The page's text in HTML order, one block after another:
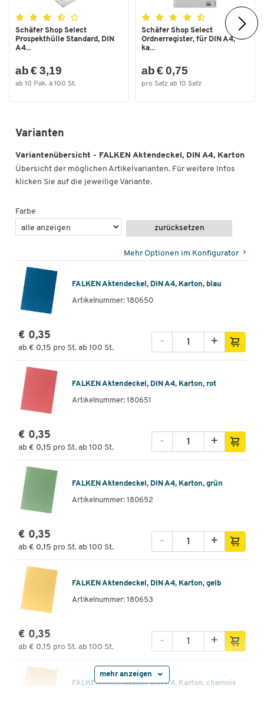
Schäfer Shop Select
Prospekthülle Standard, DIN
A4...
ab € 3,19
ab 10 Pak. à 100 St.
Schäfer Shop Select
Ordnerregister, für DIN A4,
ka...
ab € 0,75
pro Satz ab 10 Satz
Varianten
Variantenübersicht - FALKEN Aktendeckel, DIN A4, Karton
Übersicht der möglichen Artikelvarianten. Für weitere Infos
klicken Sie auf die jeweilige Variante.
Farbe
zurücksetzen
Mehr Optionen im Konfigurator
FALKEN Aktendeckel, DIN A4, Karton, blau
Artikelnummer: 180650
€ 0,35
ab € 0,15 pro St. ab 100 St.
+
-
FALKEN Aktendeckel, DIN A4, Karton, rot
Artikelnummer: 180651
€ 0,35
ab € 0,15 pro St. ab 100 St.
+
-
FALKEN Aktendeckel, DIN A4, Karton, grün
Artikelnummer: 180652
€ 0,35
ab € 0,15 pro St. ab 100 St.
+
-
FALKEN Aktendeckel, DIN A4, Karton, gelb
Artikelnummer: 180653
€ 0,35
ab € 0,15 pro St. ab 100 St.
+
-
FALKEN Aktendeckel, DIN A4, Karton, chamois
mehr anzeigen